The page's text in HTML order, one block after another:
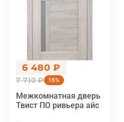
6 480 ₽
7 710 ₽ 16%
Межкомнатная дверь
Твист ПО ривьера айс